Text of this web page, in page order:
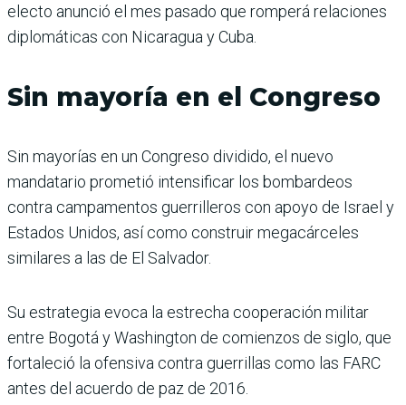
electo anunció el mes pasado que romperá relaciones
diplomáticas con Nicaragua y Cuba.
Sin mayoría en el Congreso
Sin mayorías en un Congreso dividido, el nuevo
mandatario prometió intensificar los bombardeos
contra campamentos guerrilleros con apoyo de Israel y
Estados Unidos, así como construir megacárceles
similares a las de El Salvador.
Su estrategia evoca la estrecha cooperación militar
entre Bogotá y Washington de comienzos de siglo, que
fortaleció la ofensiva contra guerrillas como las FARC
antes del acuerdo de paz de 2016.